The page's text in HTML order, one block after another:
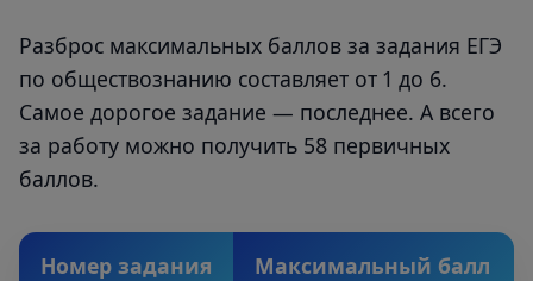
Разброс максимальных баллов за задания ЕГЭ
по обществознанию составляет от 1 до 6.
Самое дорогое задание — последнее. А всего
за работу можно получить 58 первичных
баллов.
Номер задания Максимальный балл